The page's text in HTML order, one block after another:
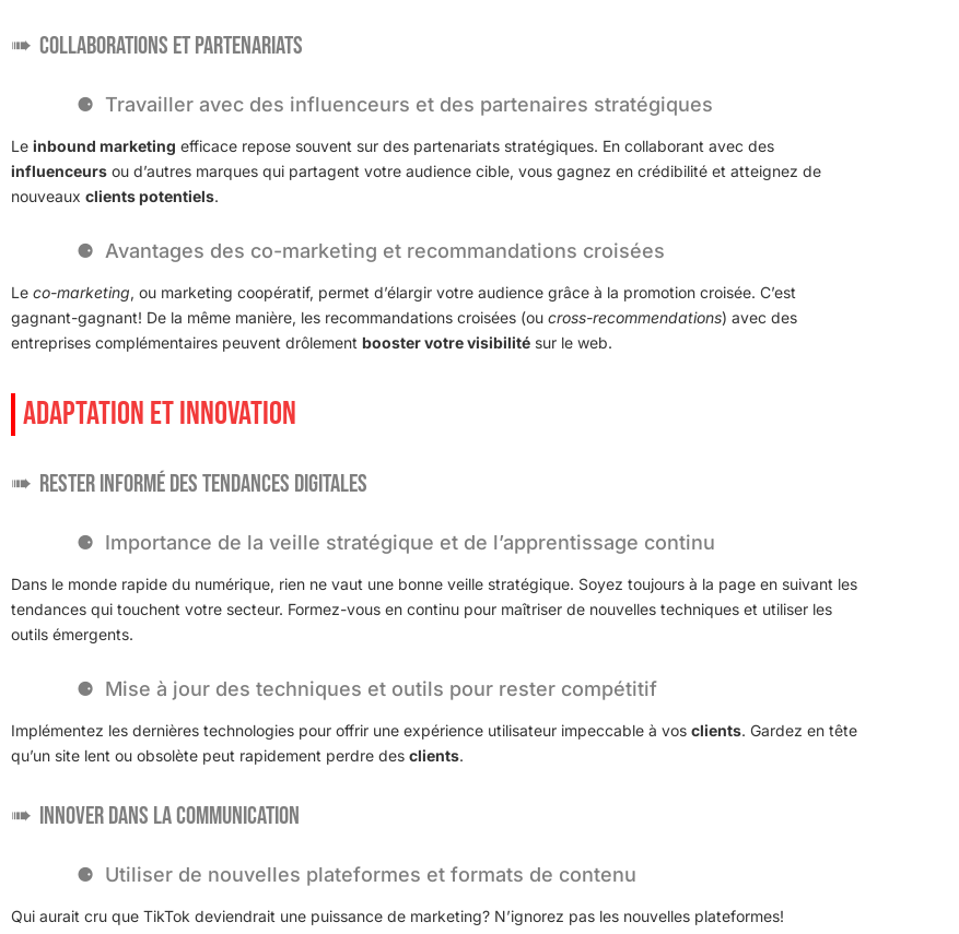
Collaborations et partenariats
Travailler avec des influenceurs et des partenaires stratégiques
Le inbound marketing efficace repose souvent sur des partenariats stratégiques. En collaborant avec des
influenceurs ou d’autres marques qui partagent votre audience cible, vous gagnez en crédibilité et atteignez de
nouveaux clients potentiels.
Avantages des co-marketing et recommandations croisées
Le co-marketing, ou marketing coopératif, permet d’élargir votre audience grâce à la promotion croisée. C’est
gagnant-gagnant! De la même manière, les recommandations croisées (ou cross-recommendations) avec des
entreprises complémentaires peuvent drôlement booster votre visibilité sur le web.
ADAPTATION ET INNOVATION
Rester informé des tendances digitales
Importance de la veille stratégique et de l’apprentissage continu
Dans le monde rapide du numérique, rien ne vaut une bonne veille stratégique. Soyez toujours à la page en suivant les
tendances qui touchent votre secteur. Formez-vous en continu pour maîtriser de nouvelles techniques et utiliser les
outils émergents.
Mise à jour des techniques et outils pour rester compétitif
Implémentez les dernières technologies pour offrir une expérience utilisateur impeccable à vos clients. Gardez en tête
qu’un site lent ou obsolète peut rapidement perdre des clients.
Innover dans la communication
Utiliser de nouvelles plateformes et formats de contenu
Qui aurait cru que TikTok deviendrait une puissance de marketing? N’ignorez pas les nouvelles plateformes!